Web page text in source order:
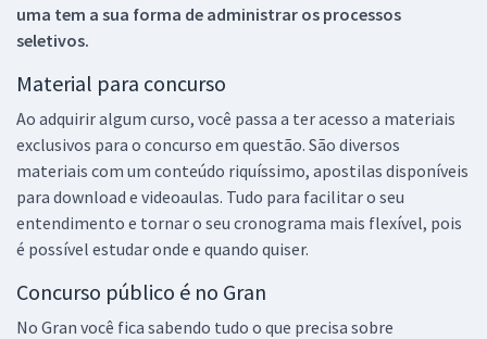
uma tem a sua forma de administrar os processos
seletivos.
Material para concurso
Ao adquirir algum curso, você passa a ter acesso a materiais
exclusivos para o concurso em questão. São diversos
materiais com um conteúdo riquíssimo, apostilas disponíveis
para download e videoaulas. Tudo para facilitar o seu
entendimento e tornar o seu cronograma mais flexível, pois
é possível estudar onde e quando quiser.
Concurso público é no Gran
No Gran você fica sabendo tudo o que precisa sobre